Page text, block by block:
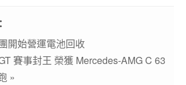
開始營運電池回收
賽事封王 榮獲 Mercedes-AMG C 63
»